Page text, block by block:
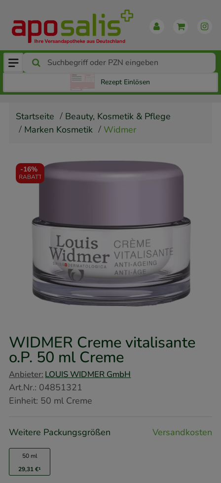
Rezept Einlösen
Startseite
Beauty, Kosmetik & Pflege
Marken Kosmetik
Widmer
-16%
RABATT
WIDMER Creme vitalisante
o.P. 50 ml Creme
Anbieter: LOUIS WIDMER GmbH
Art.Nr.: 04851321
Einheit: 50 mlCreme
Weitere Packungsgrößen Versandkosten
50 ml
29,31 €¹